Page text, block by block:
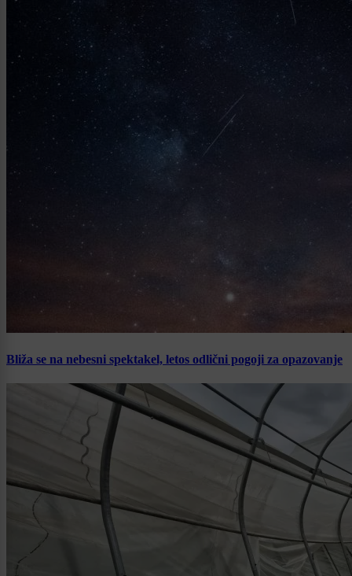
Bliža se na nebesni spektakel, letos odlični pogoji za opazovanje